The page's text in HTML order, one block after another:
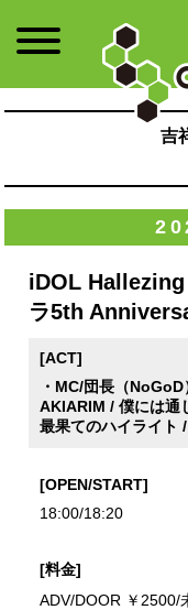
吉
iDOL Hallezing
ラ5th
[ACT]
・MC/団長（
AKIARIM / 僕には通
最果てのハイライト
[OPEN/START]
18:00/18:20
[料金]
ADV/DOOR ￥2500/